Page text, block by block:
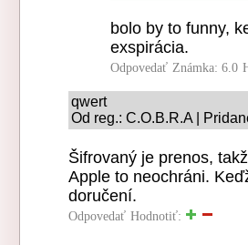
bolo by to funny,
exspirácia.
Odpovedať Známka: 6.0
qwert
Od reg.: C.O.B.R.A |
Šifrovaný je prenos,
Apple to neochráni.
doručení.
Odpovedať Hodnotiť: